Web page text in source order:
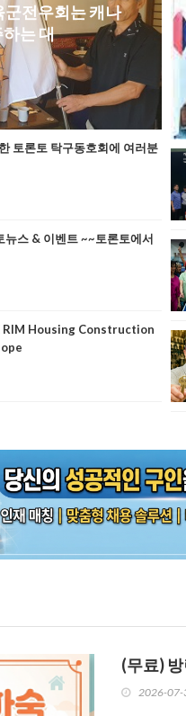
전우회는 캐나
는 대
토론토 탁구동호회에 여러분
뉴스 & 이벤트 ~~토론토에서
RIM Housing Construction
(무료)
2026-07-